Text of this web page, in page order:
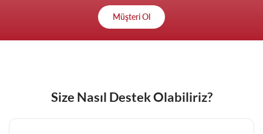
Müşteri Ol
Size Nasıl Destek Olabiliriz?